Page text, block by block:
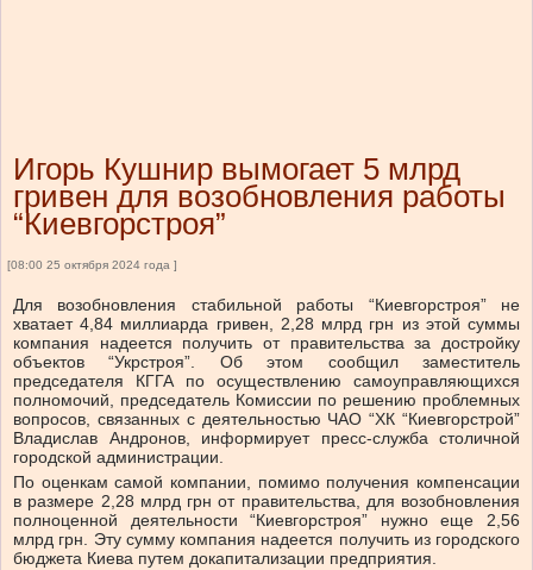
Игорь Кушнир вымогает 5 млрд
гривен для возобновления работы
“Киевгорстроя”
[08:00 25 октября 2024 года ]
Для возобновления стабильной работы “Киевгорстроя” не
хватает 4,84 миллиарда гривен, 2,28 млрд грн из этой суммы
компания надеется получить от правительства за достройку
объектов “Укрстроя”. Об этом сообщил заместитель
председателя КГГА по осуществлению самоуправляющихся
полномочий, председатель Комиссии по решению проблемных
вопросов, связанных с деятельностью ЧАО “ХК “Киевгорстрой”
Владислав Андронов, информирует пресс-служба столичной
городской администрации.
По оценкам самой компании, помимо получения компенсации
в размере 2,28 млрд грн от правительства, для возобновления
полноценной деятельности “Киевгорстроя” нужно еще 2,56
млрд грн. Эту сумму компания надеется получить из городского
бюджета Киева путем докапитализации предприятия.